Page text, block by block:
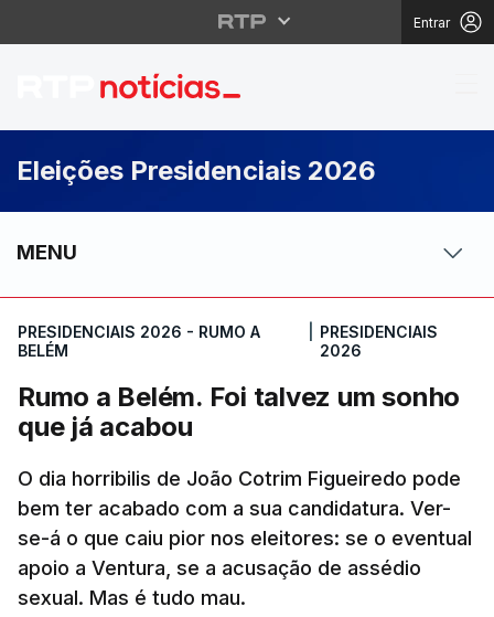
Entrar
Rumo a Belém. Foi
Eleições Presidenciais 2026
MENU
PRESIDENCIAIS 2026 - RUMO A
BELÉM
PRESIDENCIAIS
2026
Rumo a Belém. Foi talvez um sonho
que já acabou
O dia horribilis de João Cotrim Figueiredo pode
bem ter acabado com a sua candidatura. Ver-
se-á o que caiu pior nos eleitores: se o eventual
apoio a Ventura, se a acusação de assédio
sexual. Mas é tudo mau.